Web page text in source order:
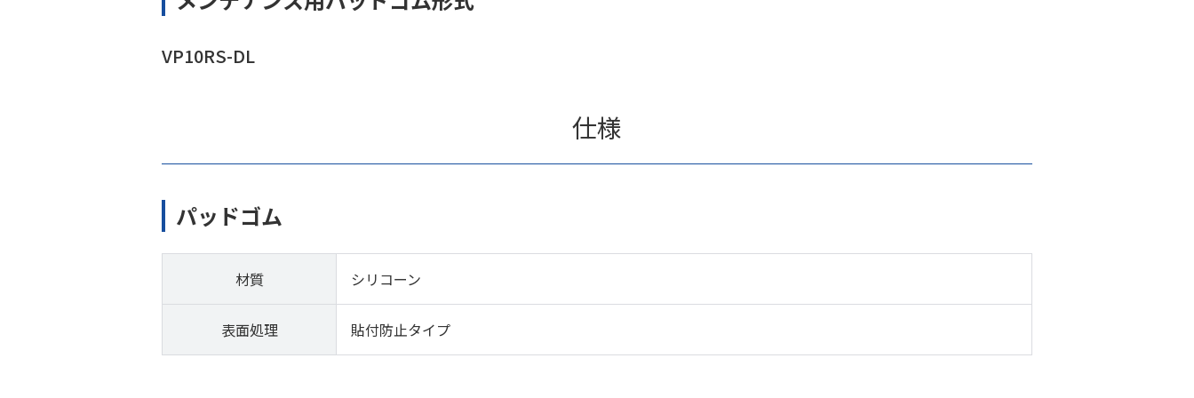
VP10RS-DL
仕様
パッドゴム
材質 シリコーン
表面処理 貼付防止タイプ